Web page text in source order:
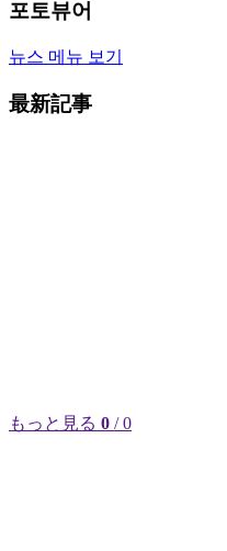
포토뷰어
뉴스 메뉴 보기
最新記事
もっと見る 0 / 0